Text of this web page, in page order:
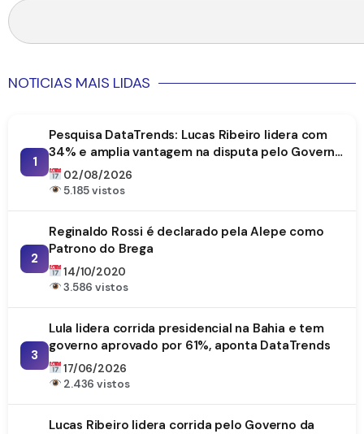
NOTICIAS MAIS LIDAS
1
Pesquisa DataTrends: Lucas Ribeiro lidera com
34% e amplia vantagem na disputa pelo Governo
da Paraíba
02/08/2026
5.185 vistos
2
Reginaldo Rossi é declarado pela Alepe como
Patrono do Brega
14/10/2020
3.586 vistos
3
Lula lidera corrida presidencial na Bahia e tem
governo aprovado por 61%, aponta DataTrends
17/06/2026
2.436 vistos
Lucas Ribeiro lidera corrida pelo Governo da